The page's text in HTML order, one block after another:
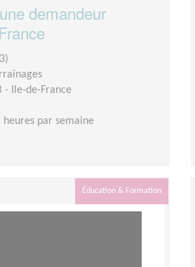
demandeur
- Ile-de-France
heures par semaine
Éducation & Formation